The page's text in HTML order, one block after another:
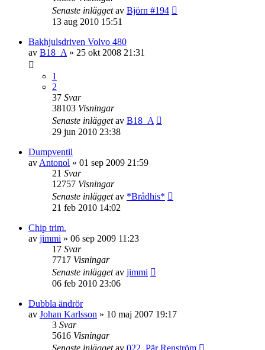
Senaste inläggetav Björn #194
13 aug 2010 15:51
Bakhjulsdriven Volvo 480
av B18_A » 25 okt 2008 21:31
1
2
37 Svar
38103 Visningar
Senaste inläggetav B18_A
29 jun 2010 23:38
Dumpventil
av Antonol » 01 sep 2009 21:59
21 Svar
12757 Visningar
Senaste inläggetav *Brådhis*
21 feb 2010 14:02
Chip trim.
av jimmi » 06 sep 2009 11:23
17 Svar
7717 Visningar
Senaste inläggetav jimmi
06 feb 2010 23:06
Dubbla ändrör
av Johan Karlsson » 10 maj 2007 19:17
3 Svar
5616 Visningar
Senaste inläggetav 022. Pär Renström